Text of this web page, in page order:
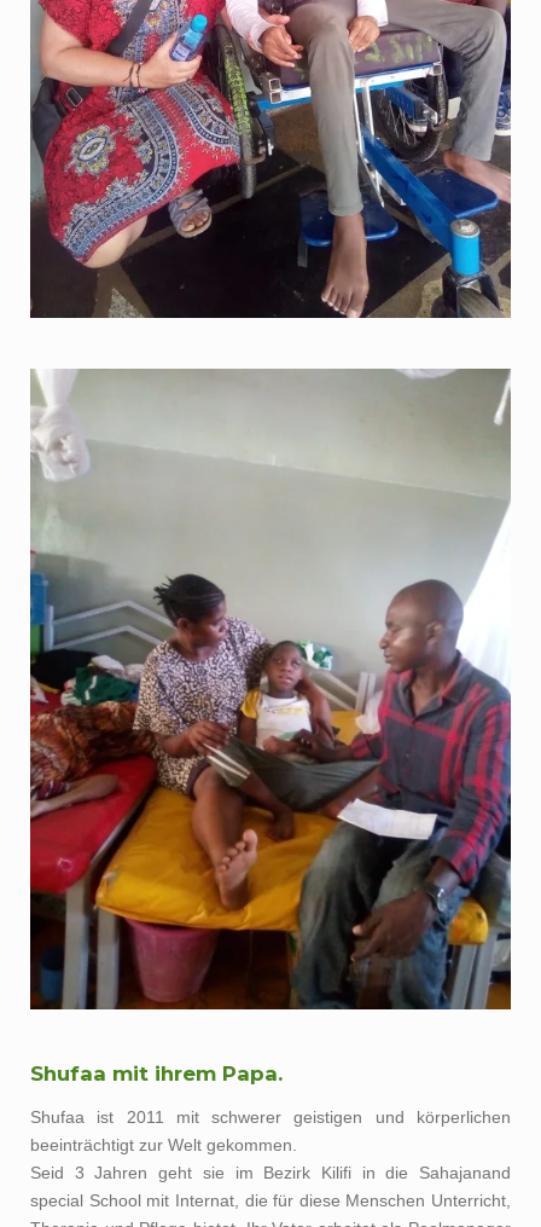
beeinträchtigt zur Welt gekommen.
Seid 3 Jahren geht sie im Bezirk Kilifi in die Sahajanand
special School mit Internat, die für diese Menschen Unterricht,
Therapie und Pflege bietet. Ihr Vater arbeitet als Poolmanager